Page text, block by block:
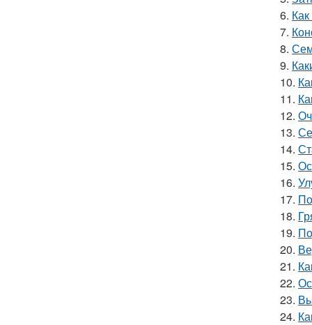
6.
7.
8.
9.
10.
11.
12.
13.
14.
15.
16.
17.
18.
19.
20.
21.
22.
23.
24.